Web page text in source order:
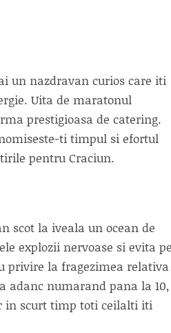
un nazdravan curios care iti
Uita de maratonul
prestigioasa de catering.
ti timpul si efortul
pentru Craciun.
scot la iveala un ocean de
explozii nervoase si evita pe
privire la fragezimea relativa
adanc numarand pana la 10,
in scurt timp toti ceilalti iti